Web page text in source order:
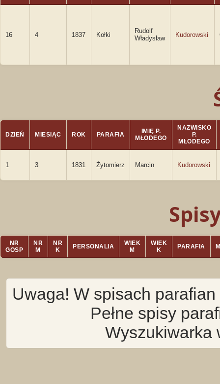
16 4 1837 Kołki
Rudolf
Władysław
Kudorowski
DZIEŃ MIESIĄC ROK PARAFIA
IMIĘ P.
MŁODEGO
NAZWISKO
P.
MŁODEGO
1 3 1831 Żytomierz Marcin Kudorowski
NR
GOSP
NR
M
NR
K
PERSONALIA
WIEK
M
WIEK
K
PARAFIA
Uwaga! W spisach
Pełne spisy
Wyszukiwarka